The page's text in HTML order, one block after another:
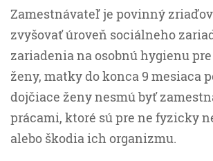
Zamestnávateľ je povinný
zvyšovať úroveň sociálneho
zariadenia na osobnú hygienu
ženy, matky do konca 9 mesiaca
dojčiace ženy nesmú byť
prácami, ktoré sú pre ne fyzicky
alebo škodia ich organizmu.